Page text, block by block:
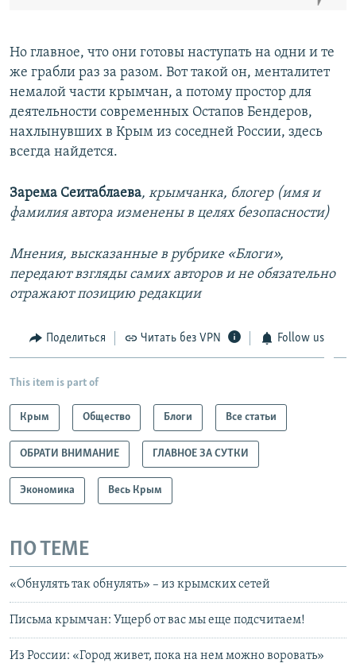
Но главное, что они готовы наступать на одни и те
же грабли раз за разом. Вот такой он, менталитет
немалой части крымчан, а потому простор для
деятельности современных Остапов Бендеров,
нахлынувших в Крым из соседней России, здесь
всегда найдется.
Зарема Сеитаблаева, крымчанка, блогер (имя и
фамилия автора изменены в целях безопасности)
Мнения, высказанные в рубрике «Блоги»,
передают взгляды самих авторов и не обязательно
отражают позицию редакции
Поделиться Читать без VPN Follow us
This item is part of
Крым Общество Блоги Все статьи
ОБРАТИ ВНИМАНИЕ ГЛАВНОЕ ЗА СУТКИ
Экономика Весь Крым
ПО ТЕМЕ
«Обнулять так обнулять» – из крымских сетей
Письма крымчан: Ущерб от вас мы еще подсчитаем!
Из России: «Город живет, пока на нем можно воровать»